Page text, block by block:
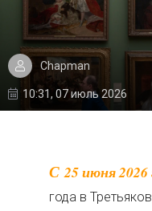
Chapman
10:31, 07 июль 2026
С 25 июня 2026 года по 21 марта 2027
года в